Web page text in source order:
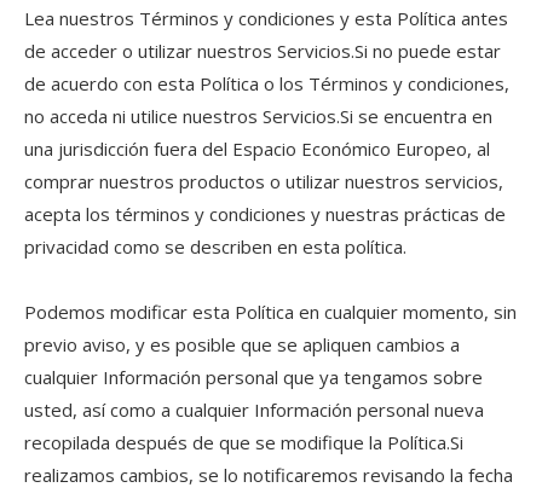
Lea nuestros Términos y condiciones y esta Política antes
de acceder o utilizar nuestros Servicios.Si no puede estar
de acuerdo con esta Política o los Términos y condiciones,
no acceda ni utilice nuestros Servicios.Si se encuentra en
una jurisdicción fuera del Espacio Económico Europeo, al
comprar nuestros productos o utilizar nuestros servicios,
acepta los términos y condiciones y nuestras prácticas de
privacidad como se describen en esta política.
Podemos modificar esta Política en cualquier momento, sin
previo aviso, y es posible que se apliquen cambios a
cualquier Información personal que ya tengamos sobre
usted, así como a cualquier Información personal nueva
recopilada después de que se modifique la Política.Si
realizamos cambios, se lo notificaremos revisando la fecha